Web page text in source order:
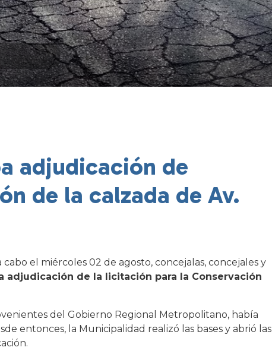
adjudicación de
de la calzada de Av.
el miércoles 02 de agosto, concejalas, concejales y
adjudicación de la licitación para la Conservación
del Gobierno Regional Metropolitano, había
entonces, la Municipalidad realizó las bases y abrió las